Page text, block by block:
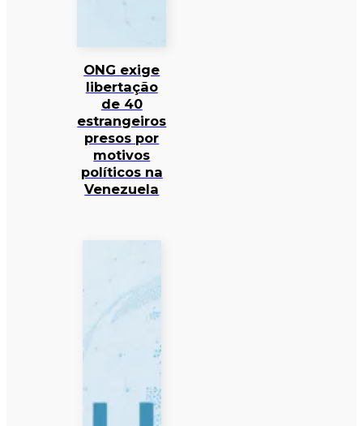
ONG exige
libertação
de 40
estrangeiros
presos por
motivos
políticos na
Venezuela